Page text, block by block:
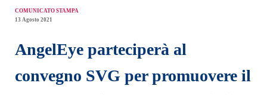
COMUNICATO STAMPA
13 Agosto 2021
AngelEye parteciperà al
convegno SVG per promuovere il